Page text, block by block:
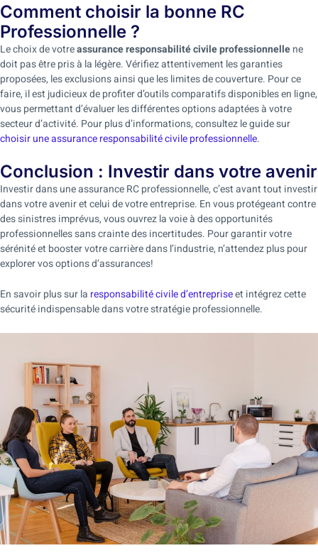
Comment choisir la bonne RC
Professionnelle ?
Le choix de votreassurance responsabilité civile professionnellene
doit pas être pris à la légère. Vérifiez attentivement les garanties
proposées, les exclusions ainsi que les limites de couverture. Pour ce
faire, il est judicieux de profiter d’outils comparatifs disponibles en ligne,
vous permettant d’évaluer les différentes options adaptées à votre
secteur d’activité. Pour plus d’informations, consultez le guide sur
choisir une assurance responsabilité civile professionnelle.
Conclusion : Investir dans votre avenir
Investir dans une assurance RC professionnelle, c’est avant tout investir
dans votre avenir et celui de votre entreprise. En vous protégeant contre
des sinistres imprévus, vous ouvrez la voie à des opportunités
professionnelles sans crainte des incertitudes. Pour garantir votre
sérénité et booster votre carrière dans l’industrie, n’attendez plus pour
explorer vos options d’assurances!
En savoir plus sur la responsabilité civile d’entrepriseet intégrez cette
sécurité indispensable dans votre stratégie professionnelle.